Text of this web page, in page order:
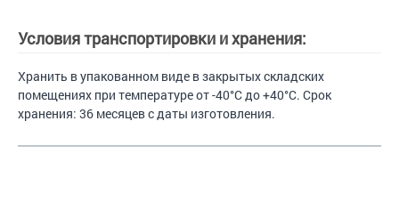
Условия транспортировки и хранения:
Хранить в упакованном виде в закрытых складских
помещениях при температуре от -40°C до +40°C. Срок
хранения: 36 месяцев с даты изготовления.